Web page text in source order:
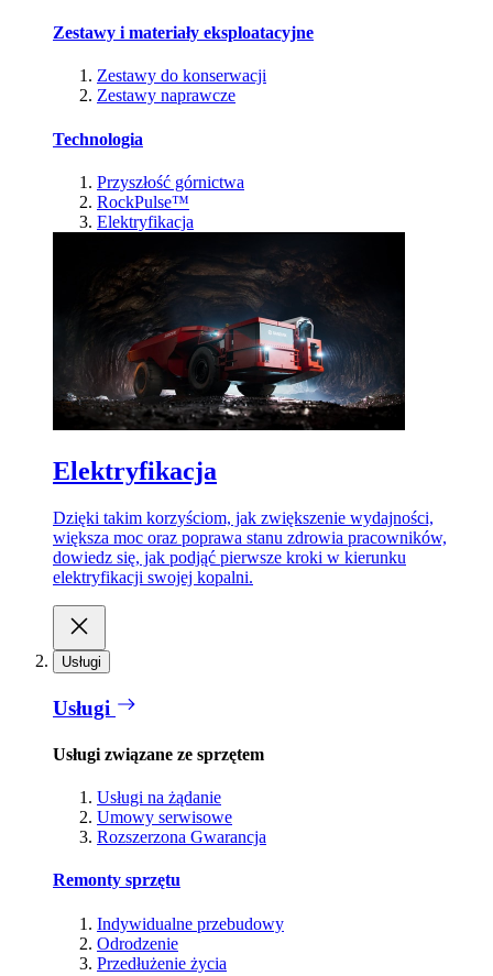
Zestawy i materiały eksploatacyjne
Zestawy do konserwacji
Zestawy naprawcze
Technologia
Przyszłość górnictwa
RockPulse™
Elektryfikacja
Elektryfikacja
Dzięki takim korzyściom, jak zwiększenie wydajności,
większa moc oraz poprawa stanu zdrowia pracowników,
dowiedz się, jak podjąć pierwsze kroki w kierunku
elektryfikacji swojej kopalni.
Usługi
Usługi
Usługi związane ze sprzętem
Usługi na żądanie
Umowy serwisowe
Rozszerzona Gwarancja
Remonty sprzętu
Indywidualne przebudowy
Odrodzenie
Przedłużenie życia